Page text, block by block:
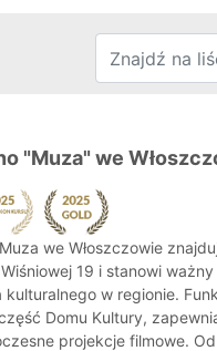
"Muza" we
we Włoszczowie
19 i stanowi
kulturalnego w regionie.
Domu Kultury,
projekcje filmowe.